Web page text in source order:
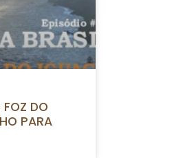
DO
PARA